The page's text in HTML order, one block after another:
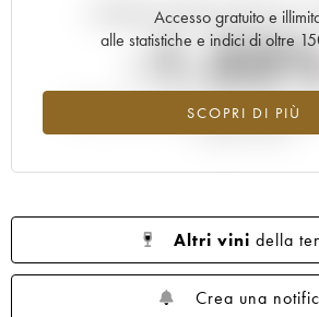
Accesso gratuito e
alle statistiche e indici di oltre
SCOPRI DI PIÙ
Andamento della quotazione in
-
Tendenza al ribasso per il valore
Altri vini della
Crea una